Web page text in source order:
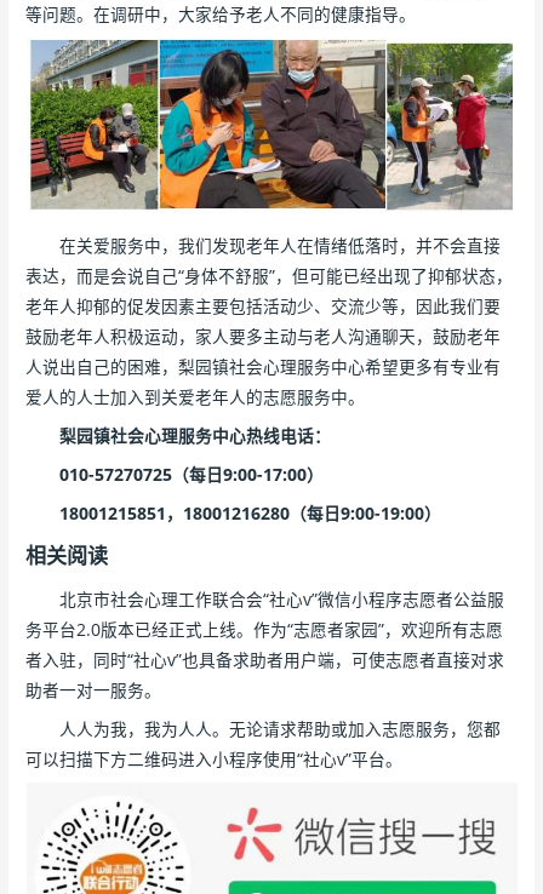
等问题。在调研中，大家给予老人不同的健康指导。
在关爱服务中，我们发现老年人在情绪低落时，并不会直接
表达，而是会说自己“身体不舒服”，但可能已经出现了抑郁状态，
老年人抑郁的促发因素主要包括活动少、交流少等，因此我们要
鼓励老年人积极运动，家人要多主动与老人沟通聊天，鼓励老年
人说出自己的困难，梨园镇社会心理服务中心希望更多有专业有
爱人的人士加入到关爱老年人的志愿服务中。
梨园镇社会心理服务中心热线电话：
010-57270725（每日9:00-17:00）
18001215851，18001216280（每日9:00-19:00）
相关阅读
北京市社会心理工作联合会“社心v”微信小程序志愿者公益服
务平台2.0版本已经正式上线。作为“志愿者家园”，欢迎所有志愿
者入驻，同时“社心v”也具备求助者用户端，可使志愿者直接对求
助者一对一服务。
人人为我，我为人人。无论请求帮助或加入志愿服务，您都
可以扫描下方二维码进入小程序使用“社心v”平台。